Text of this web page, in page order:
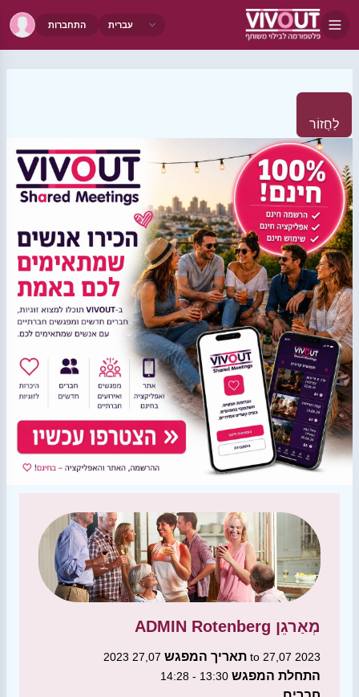
התחברות
לַחֲזוֹר
ADMIN Rotenberg מְאַרגֵן
תאריך המפגש 27,07 2023 to 27,07 2023
התחלת המפגש 13:30 - 14:28